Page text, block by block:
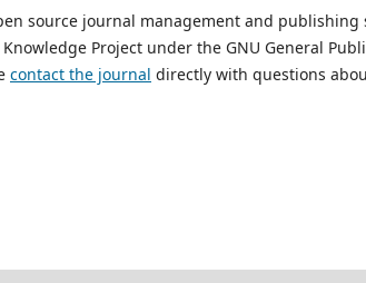
source journal management and publishing
Project under the GNU General
contact the journal directly with questions